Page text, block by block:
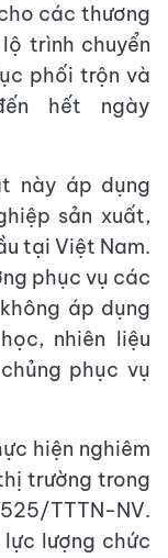
các thương
trình chuyển
phối trộn và
hết ngày
này áp dụng
sản xuất,
tại Việt Nam.
phục vụ các
áp dụng
nhiên liệu
phục vụ
hiện nghiêm
trường trong
TTTN-NV.
lượng chức